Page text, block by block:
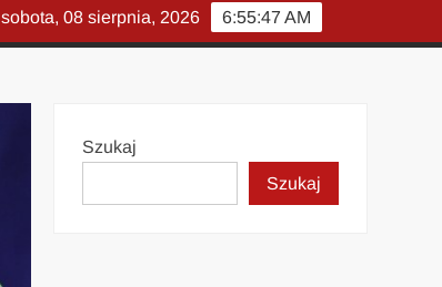
6:55:48 AM
sobota, 08 sierpnia, 2026
Szukaj
Szukaj